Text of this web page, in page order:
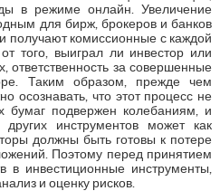
в режиме онлайн. Увеличение
для бирж, брокеров и банков
получают комиссионные с каждой
того, выиграл ли инвестор или
ответственность за совершенные
Таким образом, прежде чем
осознавать, что этот процесс не
бумаг подвержен колебаниям, и
инструментов может как
должны быть готовы к потере
Поэтому перед принятием
в инвестиционные инструменты,
и оценку рисков.